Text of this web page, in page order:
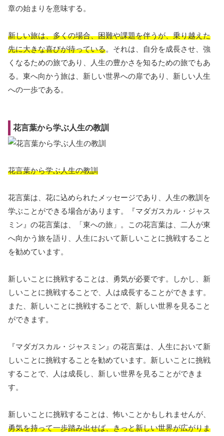
章の始まりを意味する。
新しい旅は、多くの場合、困難や課題を伴うが、乗り越えた
先に大きな喜びが待っている。それは、自分を成長させ、強
くなるための旅であり、人生の豊かさを知るための旅でもあ
る。東へ向かう旅は、新しい世界への扉であり、新しい人生
への一歩である。
花言葉から学ぶ人生の教訓
花言葉から学ぶ人生の教訓
花言葉は、花に込められたメッセージであり、人生の教訓を
学ぶことができる場合があります。『マダガスカル・ジャス
ミン』の花言葉は、「東への旅」。この花言葉は、二人が東
へ向かう旅を語り、人生において新しいことに挑戦すること
を勧めています。
新しいことに挑戦することは、勇気が必要です。しかし、新
しいことに挑戦することで、人は成長することができます。
また、新しいことに挑戦することで、新しい世界を見ること
ができます。
『マダガスカル・ジャスミン』の花言葉は、人生において新
しいことに挑戦することを勧めています。新しいことに挑戦
することで、人は成長し、新しい世界を見ることができま
す。
新しいことに挑戦することは、怖いことかもしれませんが、
勇気を持って一歩踏み出せば、きっと新しい世界が広がりま